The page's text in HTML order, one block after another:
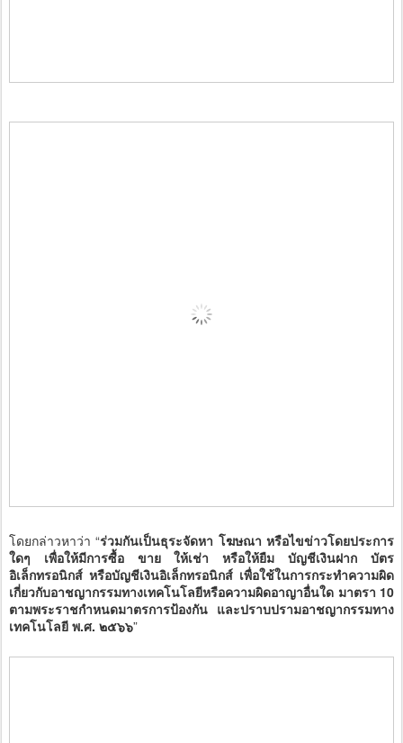
โดยกล่าวหาว่า “ร่วมกันเป็นธุระจัดหา โฆษณา หรือไขข่าวโดยประการ
ใดๆ เพื่อให้มีการซื้อ ขาย ให้เช่า หรือให้ยืม บัญชีเงินฝาก บัตร
อิเล็กทรอนิกส์ หรือบัญชีเงินอิเล็กทรอนิกส์ เพื่อใช้ในการกระทำความผิด
เกี่ยวกับอาชญากรรมทางเทคโนโลยีหรือความผิดอาญาอื่นใด มาตรา 10
ตามพระราชกำหนดมาตรการป้องกัน และปราบปรามอาชญากรรมทาง
เทคโนโลยี พ.ศ. ๒๕๖๖”